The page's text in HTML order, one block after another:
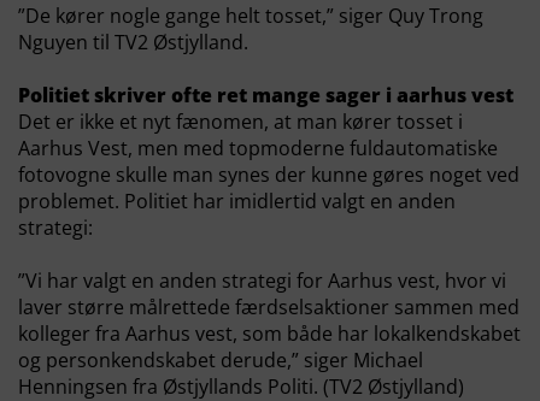
”De kører nogle gange helt tosset,” siger Quy Trong
Nguyen til TV2 Østjylland.
Politiet skriver ofte ret mange sager i aarhus vest
Det er ikke et nyt fænomen, at man kører tosset i
Aarhus Vest, men med topmoderne fuldautomatiske
fotovogne skulle man synes der kunne gøres noget ved
problemet. Politiet har imidlertid valgt en anden
strategi:
”Vi har valgt en anden strategi for Aarhus vest, hvor vi
laver større målrettede færdselsaktioner sammen med
kolleger fra Aarhus vest, som både har lokalkendskabet
og personkendskabet derude,” siger Michael
Henningsen fra Østjyllands Politi. (TV2 Østjylland)